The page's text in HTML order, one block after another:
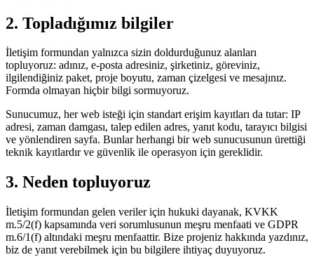
2. Topladığımız bilgiler
İletişim formundan yalnızca sizin doldurduğunuz alanları
topluyoruz: adınız, e-posta adresiniz, şirketiniz, göreviniz,
ilgilendiğiniz paket, proje boyutu, zaman çizelgesi ve mesajınız.
Formda olmayan hiçbir bilgi sormuyoruz.
Sunucumuz, her web isteği için standart erişim kayıtları da tutar: IP
adresi, zaman damgası, talep edilen adres, yanıt kodu, tarayıcı bilgisi
ve yönlendiren sayfa. Bunlar herhangi bir web sunucusunun ürettiği
teknik kayıtlardır ve güvenlik ile operasyon için gereklidir.
3. Neden topluyoruz
İletişim formundan gelen veriler için hukuki dayanak, KVKK
m.5/2(f) kapsamında veri sorumlusunun meşru menfaati ve GDPR
m.6/1(f) altındaki meşru menfaattir. Bize projeniz hakkında yazdınız,
biz de yanıt verebilmek için bu bilgilere ihtiyaç duyuyoruz.